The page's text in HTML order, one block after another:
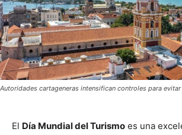
Autoridades cartageneras intensifican controles para
El Día Mundial del Turismo es una